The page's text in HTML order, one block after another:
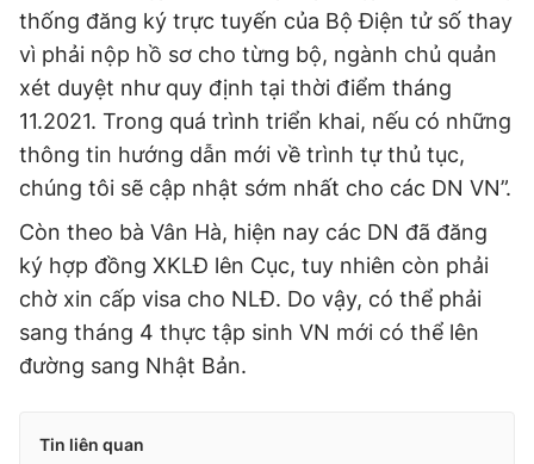
thống đăng ký trực tuyến của Bộ Điện tử số thay
vì phải nộp hồ sơ cho từng bộ, ngành chủ quản
xét duyệt như quy định tại thời điểm tháng
11.2021. Trong quá trình triển khai, nếu có những
thông tin hướng dẫn mới về trình tự thủ tục,
chúng tôi sẽ cập nhật sớm nhất cho các DN VN”.
Còn theo bà Vân Hà, hiện nay các DN đã đăng
ký hợp đồng XKLĐ lên Cục, tuy nhiên còn phải
chờ xin cấp visa cho NLĐ. Do vậy, có thể phải
sang tháng 4 thực tập sinh VN mới có thể lên
đường sang Nhật Bản.
Tin liên quan